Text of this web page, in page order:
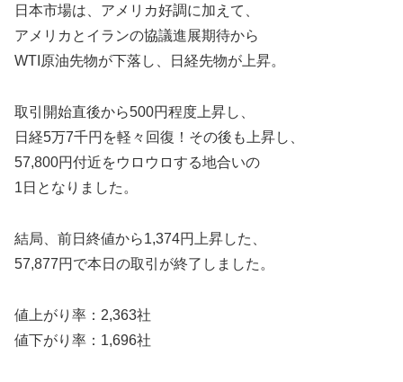
日本市場は、アメリカ好調に加えて、
アメリカとイランの協議進展期待から
WTI原油先物が下落し、日経先物が上昇。
取引開始直後から500円程度上昇し、
日経5万7千円を軽々回復！その後も上昇し、
57,800円付近をウロウロする地合いの
1日となりました。
結局、前日終値から1,374円上昇した、
57,877円で本日の取引が終了しました。
値上がり率：2,363社
値下がり率：1,696社